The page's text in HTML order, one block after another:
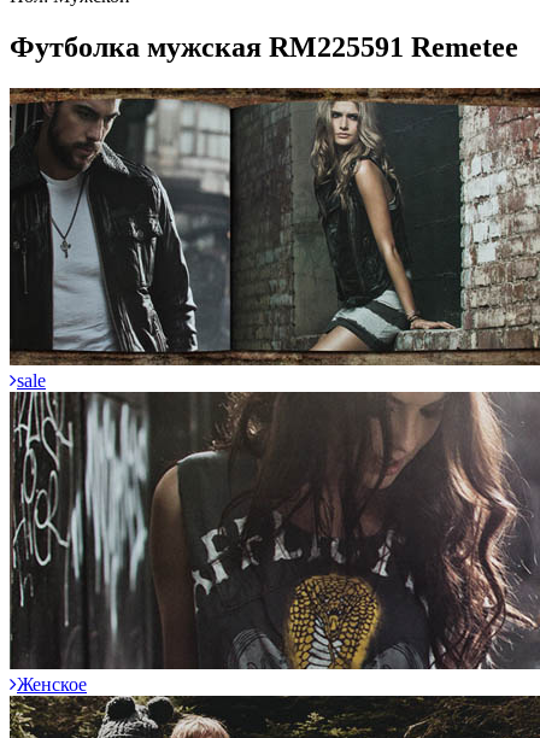
Футболка мужская RM225591 Remetee
sale
Женское